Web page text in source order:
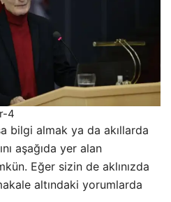
4
bilgi almak ya da akıllarda
aşağıda yer alan
Eğer sizin de aklınızda
altındaki yorumlarda